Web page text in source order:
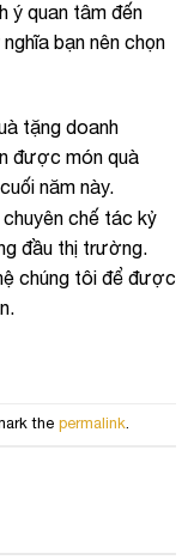
ý quan tâm đến
bạn nên chọn
tặng doanh
được món quà
năm này.
chế tác kỷ
đầu thị trường.
chúng tôi để được
the permalink.